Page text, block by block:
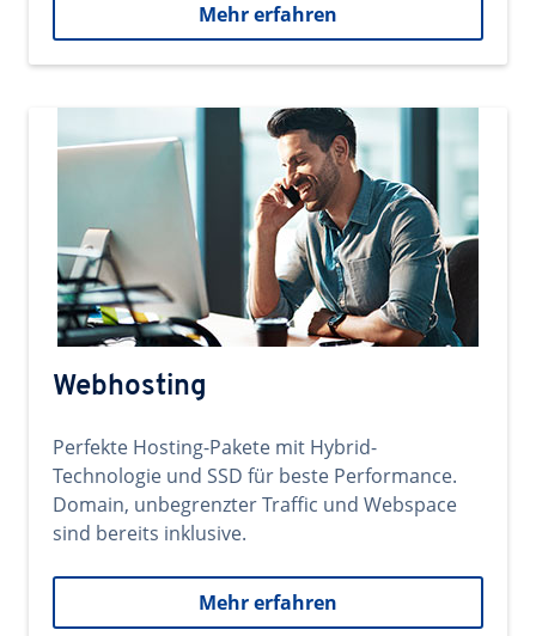
Mehr erfahren
Webhosting
Perfekte Hosting-Pakete mit Hybrid-
Technologie und SSD für beste Performance.
Domain, unbegrenzter Traffic und Webspace
sind bereits inklusive.
Mehr erfahren